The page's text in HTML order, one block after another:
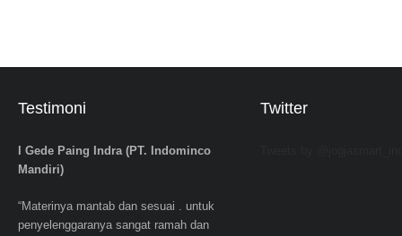
Testimoni
I Gede Paing Indra (PT. Indominco
Mandiri)
“Materinya mantab dan sesuai . untuk
penyelenggaranya sangat ramah dan
Twitter